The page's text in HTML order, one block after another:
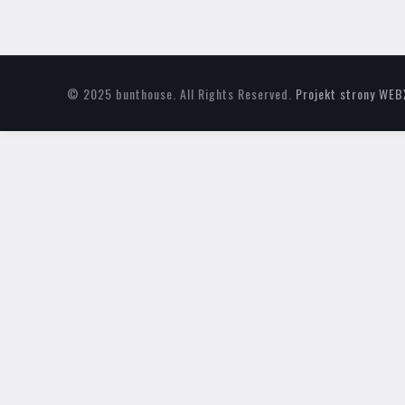
© 2025 bunthouse. All Rights Reserved. Projekt strony